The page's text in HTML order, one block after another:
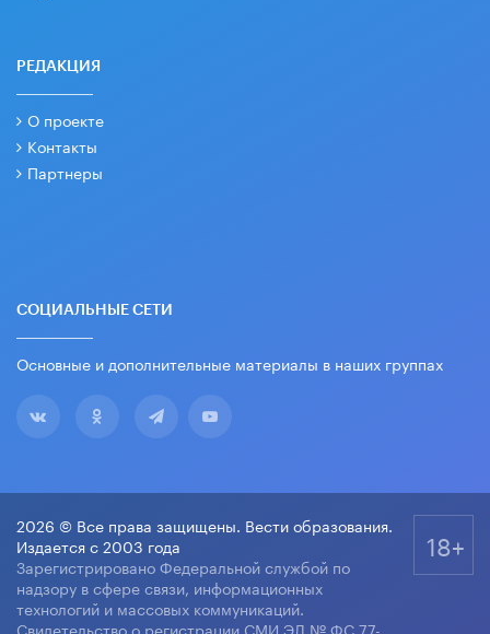
РЕДАКЦИЯ
О проекте
Контакты
Партнеры
СОЦИАЛЬНЫЕ СЕТИ
Основные и дополнительные материалы в наших группах
2026 © Все права защищены. Вести образования.
Издается с 2003 года
Зарегистрировано Федеральной службой по
надзору в сфере связи, информационных
технологий и массовых коммуникаций.
Свидетельство о регистрации СМИ ЭЛ № ФС 77-
18+